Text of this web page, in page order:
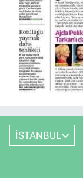
İSTANBUL